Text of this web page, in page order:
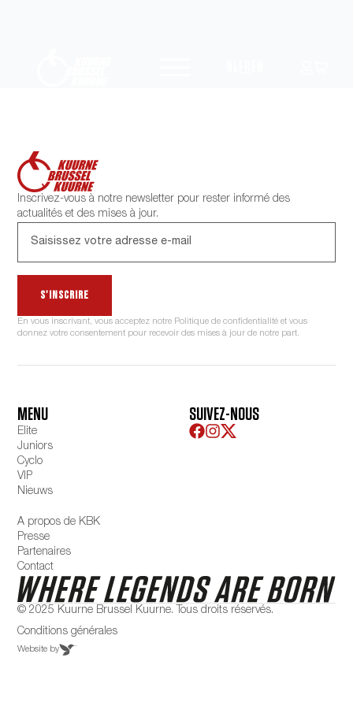
Inscrivez-vous à notre newsletter pour rester informé des
actualités et des mises à jour.
S'inscrire
En vous inscrivant, vous acceptez notre Politique de confidentialité et vous
donnez votre consentement pour recevoir des mises à jour de notre part.
MENU
Elite
Juniors
Cyclo
VIP
Nieuws
A propos de KBK
Presse
Partenaires
Contact
SUIVEZ-NOUS
© 2025 Kuurne Brussel Kuurne. Tous droits réservés.
Conditions générales
Website by